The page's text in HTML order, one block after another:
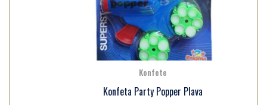
Konfete
Konfeta Party Popper Plava